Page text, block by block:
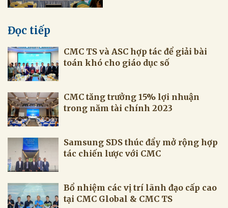
Đọc tiếp
CMC TS và ASC hợp tác để giải bài
toán khó cho giáo dục số
CMC tăng trưởng 15% lợi nhuận
trong năm tài chính 2023
Samsung SDS thúc đẩy mở rộng hợp
tác chiến lược với CMC
Bổ nhiệm các vị trí lãnh đạo cấp cao
tại CMC Global & CMC TS